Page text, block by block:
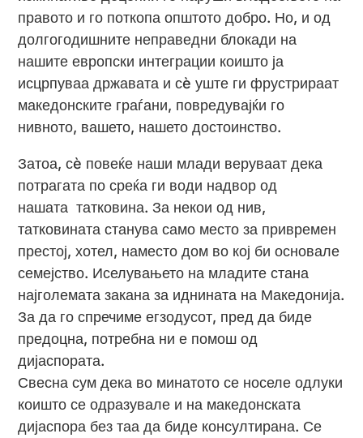
правото и го поткопа општото добро. Но, и од
долгогодишните неправедни блокади на
нашите европски интеграции коишто ја
исцрпуваа државата и сè уште ги фрустрираат
македонските граѓани, повредувајќи го
нивното, вашето, нашето достоинство.
Затоа, сè повеќе наши млади веруваат дека
потрагата по среќа ги води надвор од
нашата татковина. За некои од нив,
татковината станува само место за привремен
престој, хотел, наместо дом во кој би основале
семејство. Иселувањето на младите стана
најголемата закана за иднината на Македонија.
За да го спречиме егзодусот, пред да биде
предоцна, потребна ни е помош од
дијаспората.
Свесна сум дека во минатото се носеле одлуки
коишто се одразувале и на македонската
дијаспора без таа да биде консултирана. Се